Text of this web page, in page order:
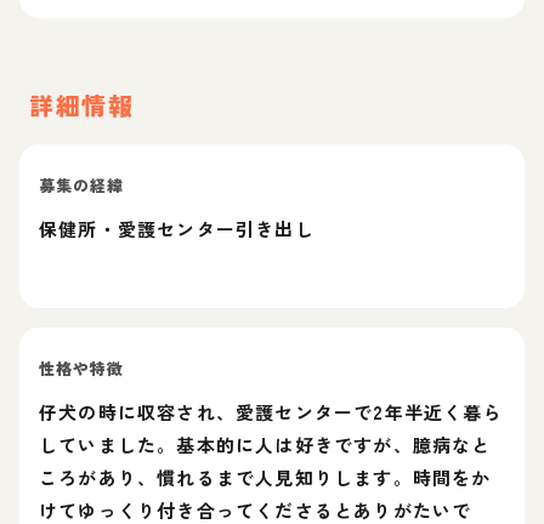
詳細情報
募集の経緯
保健所・愛護センター引き出し
性格や特徴
仔犬の時に収容され、愛護センターで2年半近く暮ら
していました。基本的に人は好きですが、臆病なと
ころがあり、慣れるまで人見知りします。時間をか
けてゆっくり付き合ってくださるとありがたいで